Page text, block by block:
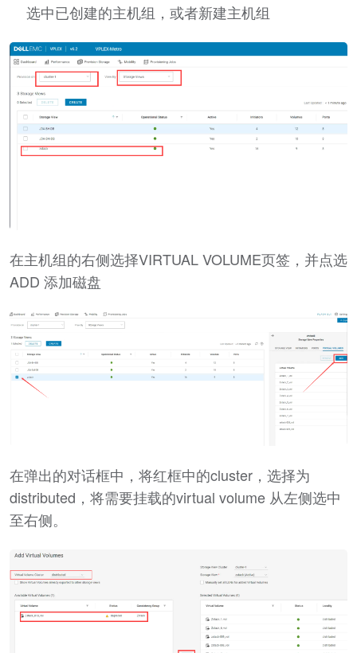
选中已创建的主机组，或者新建主机组
在主机组的右侧选择VIRTUAL VOLUME页签，并点选
ADD 添加磁盘
在弹出的对话框中，将红框中的cluster，选择为
distributed，将需要挂载的virtual volume 从左侧选中
至右侧。